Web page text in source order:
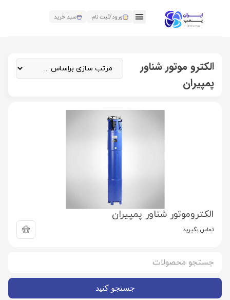
ورود/ثبت نام سبد خرید
جستجو کنید
الکترو موتور شناور
پمپیران
الکتروموتور شناور پمپیران
تماس بگیرید